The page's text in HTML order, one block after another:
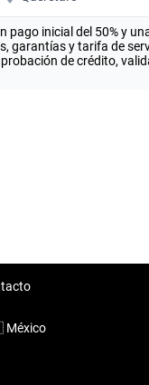
inicial del 50% y
garantías y tarifa de
de crédito,
México